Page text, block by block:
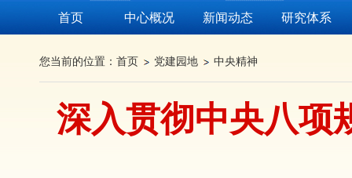
首页 中心概况 新闻动态 研究体系
您当前的位置： 首页 党建园地 中央精神
深入贯彻中央八项